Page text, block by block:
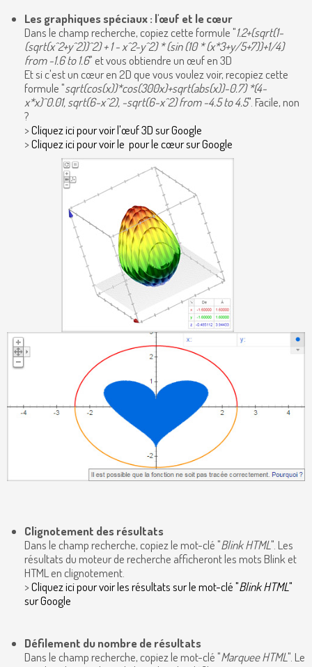
Les graphiques spéciaux: l'œuf et le cœur
Dans le champ recherche, copiez cette formule "1.2+(sqrt(1-
(sqrt(x^2+y^2))^2) + 1 - x^2-y^2) * (sin (10 * (x*3+y/5+7))+1/4)
from -1.6 to 1.6" et vous obtiendre un œuf en 3D
Et si c'est un cœur en 2D que vous voulez voir, recopiez cette
formule "sqrt(cos(x))*cos(300x)+sqrt(abs(x))-0.7) *(4-
x*x)^0.01, sqrt(6-x^2), -sqrt(6-x^2) from -4.5 to 4.5". Facile, non
?
>Cliquez ici pour voir l'œuf 3D sur Google
>Cliquez ici pour voir le pour le cœur sur Google
Clignotement des résultats
Dans le champ recherche, copiez le mot-clé "Blink HTML". Les
résultats du moteur de recherche afficheront les mots Blink et
HTML en clignotement.
>Cliquez ici pour voir les résultats sur le mot-clé "Blink HTML"
sur Google
Défilement du nombre de résultats
Dans le champ recherche, copiez le mot-clé "Marquee HTML". Le